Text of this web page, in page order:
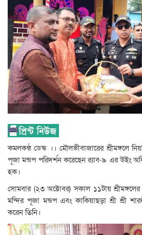
কমলকন্ঠ ডেস্ক ।। মৌলভীবাজারের শ্রীমঙ্গলে
পূজা মন্ডপ পরিদর্শন করেছেন র‍্যাব-৯ এর উইং
হক।
সোমবার (২৩ অক্টোবর) সকাল ১১টায় শ্রীমঙ্গলের
মন্দির পূজা মন্ডপ এবং কাকিয়াছড়া শ্রী শ্রী
করেন তিনি।